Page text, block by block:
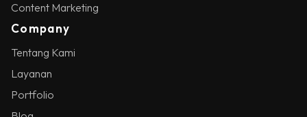
Content Marketing
Company
Tentang Kami
Layanan
Portfolio